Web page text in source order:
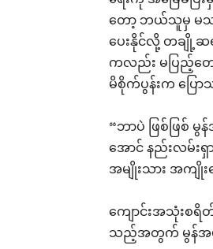
တော့ ဘယ်သူမှ မသ
ပေးနိုင်လို့ တချို့
ကလည်း မပြည့်တေ
မိစိုက်ပွန်းက ပြေ
“ဘာပဲ ဖြစ်ဖြစ်
အောင် နည်းလမ်း
အမျိုးသား အကျို
ကျောင်းအသုံးစရိ
သည့်အတွက် မွန်အမ